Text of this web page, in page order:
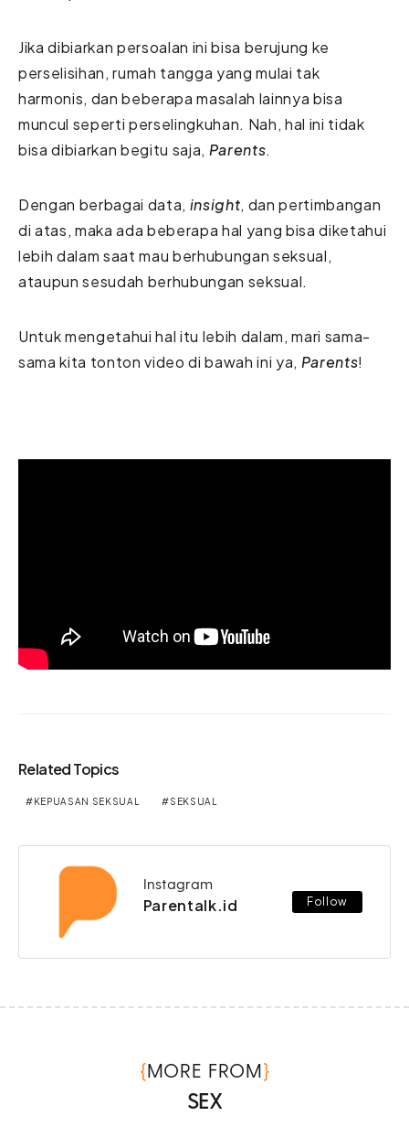
Jika dibiarkan persoalan ini bisa berujung ke
perselisihan, rumah tangga yang mulai tak
harmonis, dan beberapa masalah lainnya bisa
muncul seperti perselingkuhan. Nah, hal ini tidak
bisa dibiarkan begitu saja, Parents.
Dengan berbagai data, insight, dan pertimbangan
di atas, maka ada beberapa hal yang bisa diketahui
lebih dalam saat mau berhubungan seksual,
ataupun sesudah berhubungan seksual.
Untuk mengetahui hal itu lebih dalam, mari sama-
sama kita tonton video di bawah ini ya, Parents!
Related Topics
KEPUASAN SEKSUAL SEKSUAL
Instagram
Parentalk.id Follow
{MORE FROM}
SEX